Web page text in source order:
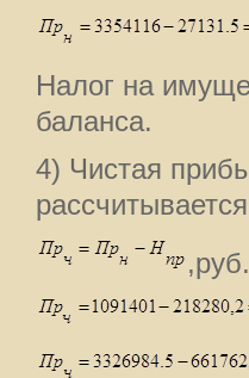
Налог на
баланса.
4) Чистая